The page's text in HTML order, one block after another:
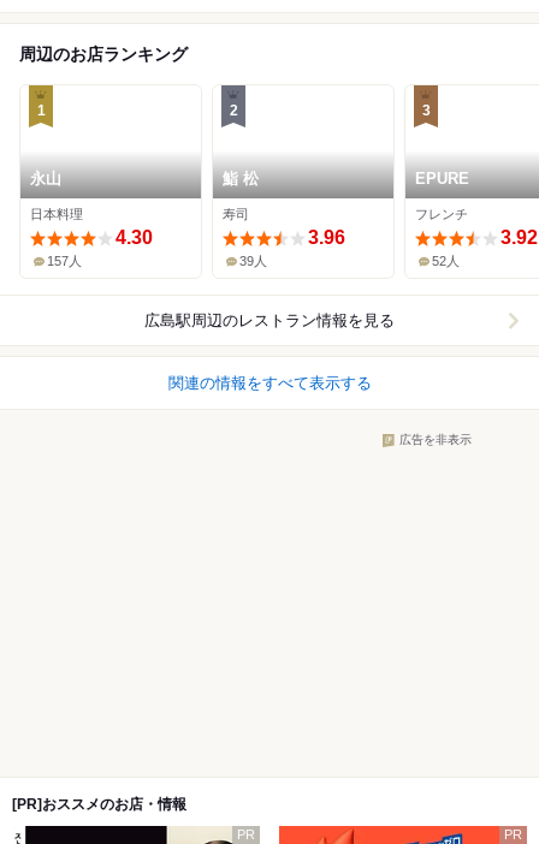
周辺のお店ランキング
1
永山
日本料理
4.30
157人
2
鮨 松
寿司
3.96
39人
3
EPURE
フレンチ
3.92
52人
広島駅周辺のレストラン情報を見る
関連の情報をすべて表示する
広告を非表示
[PR]おススメのお店・情報
PR PR